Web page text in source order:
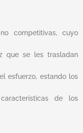
competitivas, cuyo
que se les trasladan
esfuerzo, estando los
de los